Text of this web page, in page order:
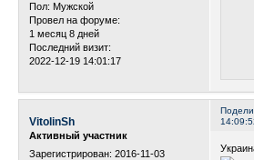
Пол: Мужской
Провел на форуме:
1 месяц 8 дней
Последний визит:
2022-12-19 14:01:17
VitolinSh
Активный участник
Зарегистрирован: 2016-11-03